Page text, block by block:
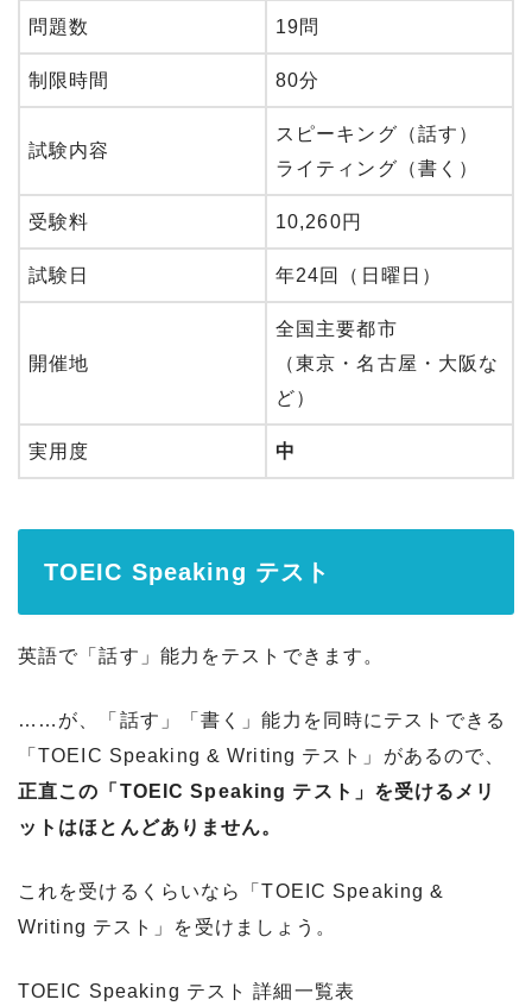
問題数 19問
制限時間 80分
試験内容
スピーキング（話す）
ライティング（書く）
受験料 10,260円
試験日 年24回（日曜日）
開催地
全国主要都市
（東京・名古屋・大阪な
ど）
実用度 中
TOEIC Speaking テスト
英語で「話す」能力をテストできます。
……が、「話す」「書く」能力を同時にテストできる
「TOEIC Speaking & Writing テスト」があるので、
正直この「TOEIC Speaking テスト」を受けるメリ
ットはほとんどありません。
これを受けるくらいなら「TOEIC Speaking &
Writing テスト」を受けましょう。
TOEIC Speaking テスト 詳細一覧表